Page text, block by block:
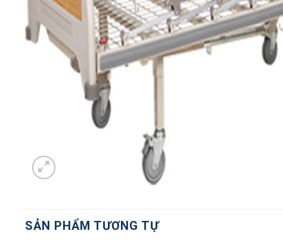
SẢN PHẨM TƯƠNG TỰ